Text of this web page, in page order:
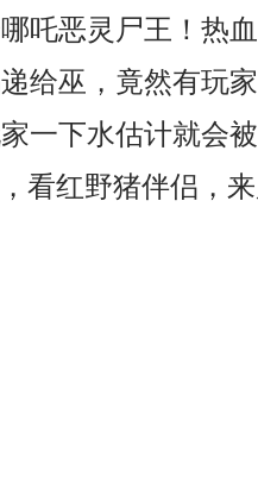
吒恶灵尸王！热
给巫，竟然有玩
一下水估计就会
看红野猪伴侣，